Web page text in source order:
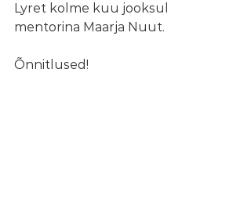
Lyret kolme kuu jooksul
mentorina Maarja Nuut.
Õnnitlused!